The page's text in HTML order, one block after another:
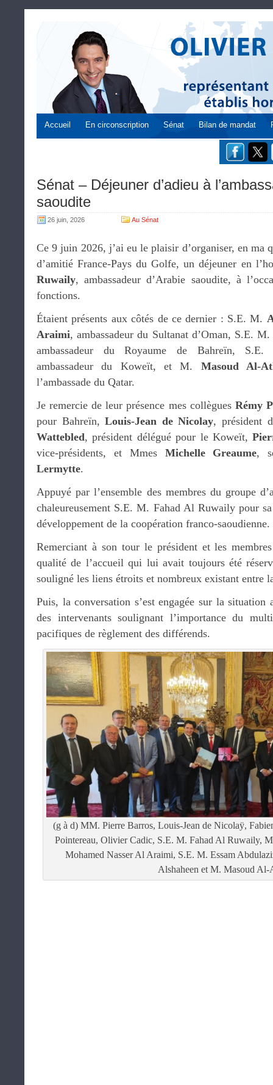
Accueil En circonscription Sénat Bilan de mandat
Sénat – Déjeuner d’adieu à
saoudite
26 juin, 2026 Au Sénat
Ce 9 juin 2026, j’ai eu le plaisir d’organiser, en ma
d’amitié France-Pays du Golfe, un déjeuner en
Ruwaily, ambassadeur d’Arabie saoudite, à
fonctions.
Étaient présents aux côtés de ce dernier : S.E. M.
Araimi, ambassadeur du Sultanat d’Oman, S.E.
ambassadeur du Royaume de Bahreïn,
ambassadeur du Koweït, et M. Masoud Al-
l’ambassade du Qatar.
Je remercie de leur présence mes collègues Rémy
pour Bahreïn,Louis-Jean de Nicolay, président
Wattebled, président délégué pour le Koweït,
vice-présidents, et Mmes Michelle Greaume,
Lermytte.
Appuyé par l’ensemble des membres du groupe
chaleureusement S.E. M. Fahad Al Ruwaily pour
développement de la coopération franco-saoudienne.
Remerciant à son tour le président et les
qualité de l’accueil qui lui avait toujours été
souligné les liens étroits et nombreux existant entre
Puis, la conversation s’est engagée sur la situation
des intervenants soulignant l’importance du
pacifiques de règlement des différends.
(g à d) MM. Pierre Barros, Louis-Jean de Nicolaÿ,
Pointereau, Olivier Cadic, S.E. M. Fahad Al Ruwaily,
Mohamed Nasser Al Araimi, S.E. M. Essam
Alshaheen et M. Masoud